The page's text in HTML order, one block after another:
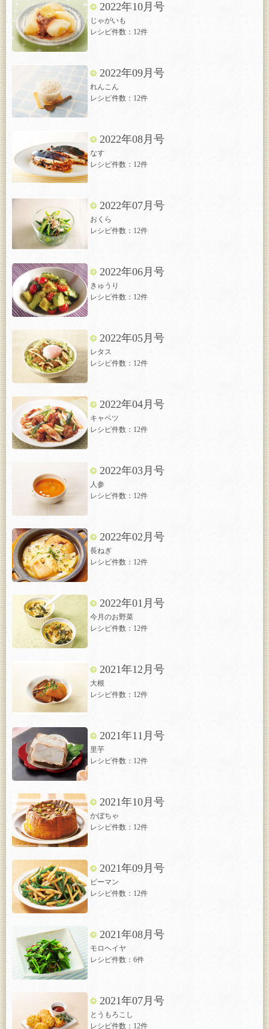
2022年10月号
じゃがいも
レシピ件数：12件
2022年09月号
れんこん
レシピ件数：12件
2022年08月号
なす
レシピ件数：12件
2022年07月号
おくら
レシピ件数：12件
2022年06月号
きゅうり
レシピ件数：12件
2022年05月号
レタス
レシピ件数：12件
2022年04月号
キャベツ
レシピ件数：12件
2022年03月号
人参
レシピ件数：12件
2022年02月号
長ねぎ
レシピ件数：12件
2022年01月号
今月のお野菜
レシピ件数：12件
2021年12月号
大根
レシピ件数：12件
2021年11月号
里芋
レシピ件数：12件
2021年10月号
かぼちゃ
レシピ件数：12件
2021年09月号
ピーマン
レシピ件数：12件
2021年08月号
モロヘイヤ
レシピ件数：6件
2021年07月号
とうもろこし
レシピ件数：12件